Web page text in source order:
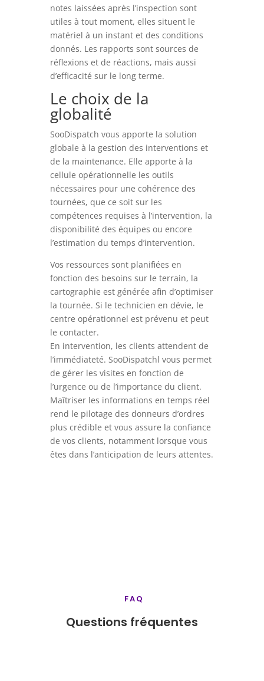
notes laissées après l’inspection sont
utiles à tout moment, elles situent le
matériel à un instant et des conditions
donnés. Les rapports sont sources de
réflexions et de réactions, mais aussi
d’efficacité sur le long terme.
Le choix de la
globalité
SooDispatch vous apporte la solution
globale à la gestion des interventions et
de la maintenance. Elle apporte à la
cellule opérationnelle les outils
nécessaires pour une cohérence des
tournées, que ce soit sur les
compétences requises à l’intervention, la
disponibilité des équipes ou encore
l’estimation du temps d’intervention.
Vos ressources sont planifiées en
fonction des besoins sur le terrain, la
cartographie est générée afin d’optimiser
la tournée. Si le technicien en dévie, le
centre opérationnel est prévenu et peut
le contacter.
En intervention, les clients attendent de
l’immédiateté. SooDispatchl vous permet
de gérer les visites en fonction de
l’urgence ou de l’importance du client.
Maîtriser les informations en temps réel
rend le pilotage des donneurs d’ordres
plus crédible et vous assure la confiance
de vos clients, notamment lorsque vous
êtes dans l’anticipation de leurs attentes.
FAQ
Questions fréquentes